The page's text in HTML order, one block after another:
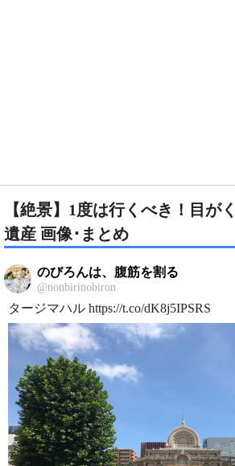
【絶景】1度は行くべき！目が
遺産 画像･まとめ
のびろんは、腹筋を割る
@nonbirinobiron
タージマハル https://t.co/dK8j5IPSRS